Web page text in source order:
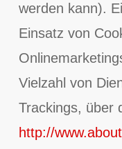
werden kann).
Einsatz von
Vielzahl von
Trackings, über
http://